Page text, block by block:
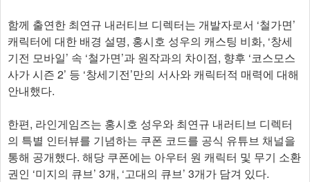
함께 출연한 최연규 내러티브 디렉터는 개발자로서 ‘철가면’
캐릭터에 대한 배경 설명, 홍시호 성우의 캐스팅 비화, ‘창세
기전 모바일’ 속 ‘철가면’과 원작과의 차이점, 향후 ‘코스모스
사가 시즌 2’ 등 ‘창세기전’만의 서사와 캐릭터적 매력에 대해
안내했다.
한편, 라인게임즈는 홍시호 성우와 최연규 내러티브 디렉터
의 특별 인터뷰를 기념하는 쿠폰 코드를 공식 유튜브 채널을
통해 공개했다. 해당 쿠폰에는 아우터 원 캐릭터 및 무기 소환
권인 ‘미지의 큐브’ 3개, ‘고대의 큐브’ 3개가 담겨 있다.